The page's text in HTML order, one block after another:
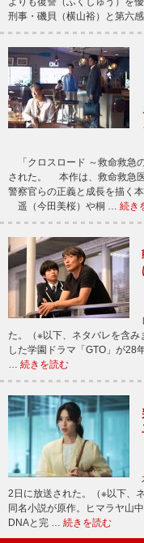
刑事・磯貝（横山裕）と第六
「クロスロード ～救命救急
された。 本作は、救命救急
警察官らの正義と成長を描く
遥（今田美桜）や桐 … 続き
た。（※以下、ネタバレを含
した学園ドラマ「GTO」が28
続きを読む
2日に放送された。（※以下、
同名小説が原作。ヒマラヤ山
DNAと完 … 続きを読む